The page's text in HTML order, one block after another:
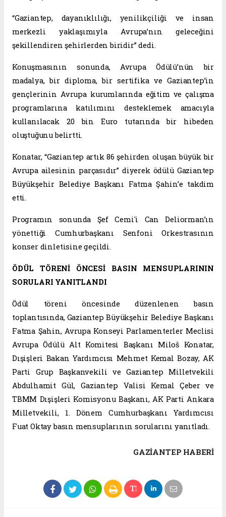
“Gaziantep, dayanıklılığı, yenilikçiliği ve insan
merkezli yaklaşımıyla Avrupa’nın geleceğini
şekillendiren şehirlerden biridir” dedi.
Konuşmasının sonunda, Avrupa Ödülü’nün bir
madalya, bir diploma, bir sertifika ve Gaziantep’in
gençlerinin Avrupa kurumlarında eğitim ve çalışma
programlarına katılımını desteklemek amacıyla
kullanılacak 20 bin Euro tutarında bir hibeden
oluştuğunu belirtti.
Konatar, “Gaziantep artık 86 şehirden oluşan büyük bir
Avrupa ailesinin parçasıdır” diyerek ödülü Gaziantep
Büyükşehir Belediye Başkanı Fatma Şahin’e takdim
etti.
Programın sonunda Şef Cemi'i Can Deliorman’ın
yönettiği Cumhurbaşkanı Senfoni Orkestrasının
konser dinletisine geçildi.
ÖDÜL TÖRENİ ÖNCESİ BASIN MENSUPLARININ
SORULARI YANITLANDI
Ödül töreni öncesinde düzenlenen basın
toplantısında, Gaziantep Büyükşehir Belediye Başkanı
Fatma Şahin, Avrupa Konseyi Parlamenterler Meclisi
Avrupa Ödülü Alt Komitesi Başkanı Miloš Konatar,
Dışişleri Bakan Yardımcısı Mehmet Kemal Bozay, AK
Parti Grup Başkanvekili ve Gaziantep Milletvekili
Abdulhamit Gül, Gaziantep Valisi Kemal Çeber ve
TBMM Dışişleri Komisyonu Başkanı, AK Parti Ankara
Milletvekili, 1. Dönem Cumhurbaşkanı Yardımcısı
Fuat Oktay basın mensuplarının sorularını yanıtladı.
GAZIANTEP HABERİ